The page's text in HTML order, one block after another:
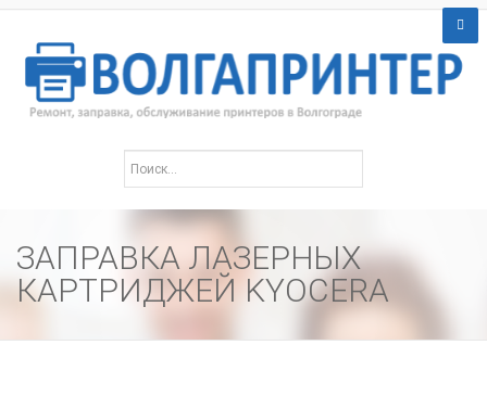
ЗАПРАВКА ЛАЗЕРНЫХ
КАРТРИДЖЕЙ KYOCERA